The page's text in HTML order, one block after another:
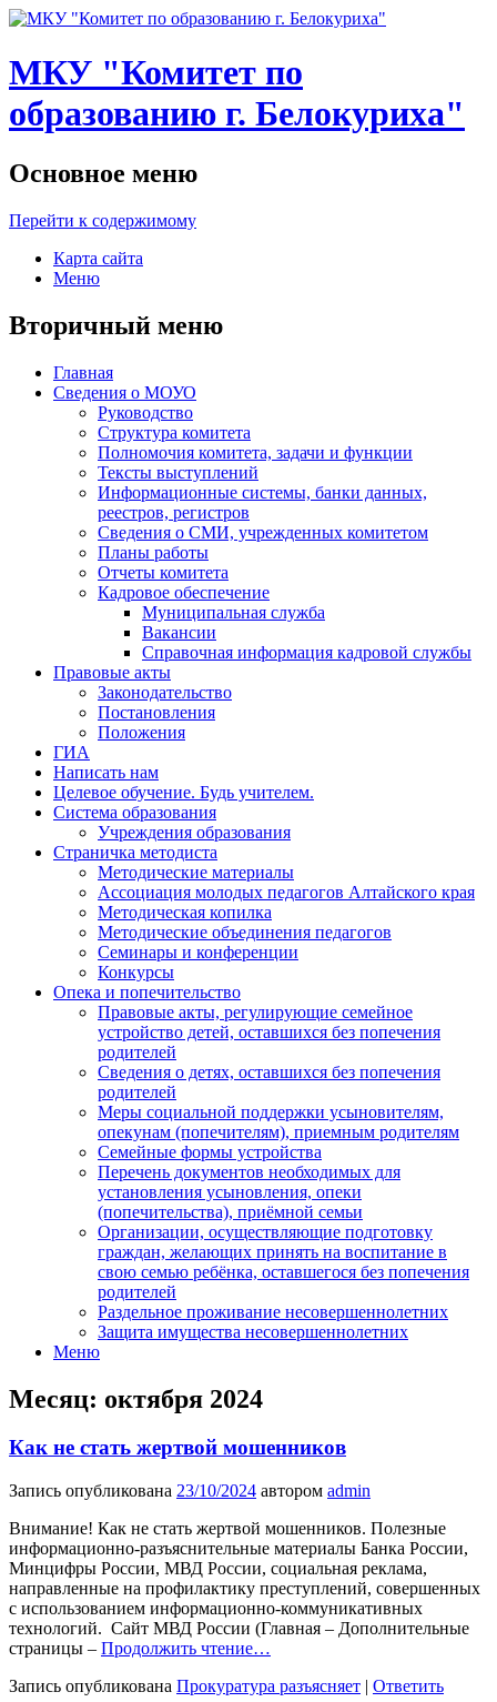
МКУ "Комитет по
образованию г. Белокуриха"
Основное меню
Перейти к содержимому
Карта сайта
Меню
Вторичный меню
Главная
Сведения о МОУО
Руководство
Структура комитета
Полномочия комитета, задачи и функции
Тексты выступлений
Информационные системы, банки данных,
реестров, регистров
Сведения о СМИ, учрежденных комитетом
Планы работы
Отчеты комитета
Кадровое обеспечение
Муниципальная служба
Вакансии
Справочная информация кадровой службы
Правовые акты
Законодательство
Постановления
Положения
ГИА
Написать нам
Целевое обучение. Будь учителем.
Система образования
Учреждения образования
Страничка методиста
Методические материалы
Ассоциация молодых педагогов Алтайского края
Методическая копилка
Методические объединения педагогов
Семинары и конференции
Конкурсы
Опека и попечительство
Правовые акты, регулирующие семейное
устройство детей, оставшихся без попечения
родителей
Сведения о детях, оставшихся без попечения
родителей
Меры социальной поддержки усыновителям,
опекунам (попечителям), приемным родителям
Семейные формы устройства
Перечень документов необходимых для
установления усыновления, опеки
(попечительства), приёмной семьи
Организации, осуществляющие подготовку
граждан, желающих принять на воспитание в
свою семью ребёнка, оставшегося без попечения
родителей
Раздельное проживание несовершеннолетних
Защита имущества несовершеннолетних
Меню
Месяц: октября 2024
Как не стать жертвой мошенников
Запись опубликована 23/10/2024 автором admin
Внимание! Как не стать жертвой мошенников. Полезные
информационно-разъяснительные материалы Банка России,
Минцифры России, МВД России, социальная реклама,
направленные на профилактику преступлений, совершенных
с использованием информационно-коммуникативных
технологий. ⁣ Сайт МВД России (Главная – Дополнительные
страницы – Продолжить чтение…
Запись опубликована Прокуратура разъясняет | Ответить